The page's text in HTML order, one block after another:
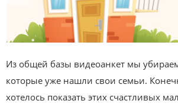
Из общей базы видеоанкет мы
которые уже нашли свои семьи.
хотелось показать этих счастливых